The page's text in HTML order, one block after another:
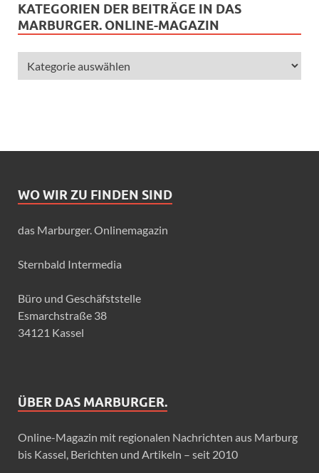
KATEGORIEN DER BEITRÄGE IN DAS
MARBURGER. ONLINE-MAGAZIN
WO WIR ZU FINDEN SIND
das Marburger. Onlinemagazin
Sternbald Intermedia
Büro und Geschäfststelle
Esmarchstraße 38
34121 Kassel
ÜBER DAS MARBURGER.
Online-Magazin mit regionalen Nachrichten aus Marburg
bis Kassel, Berichten und Artikeln – seit 2010